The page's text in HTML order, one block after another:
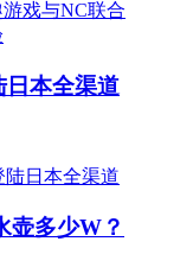
日本全渠道
壶多少W？